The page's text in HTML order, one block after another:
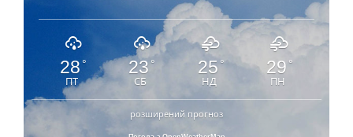
28 °
ПТ
23°
СБ
25 °
НД
29 °
ПН
розширений прогноз